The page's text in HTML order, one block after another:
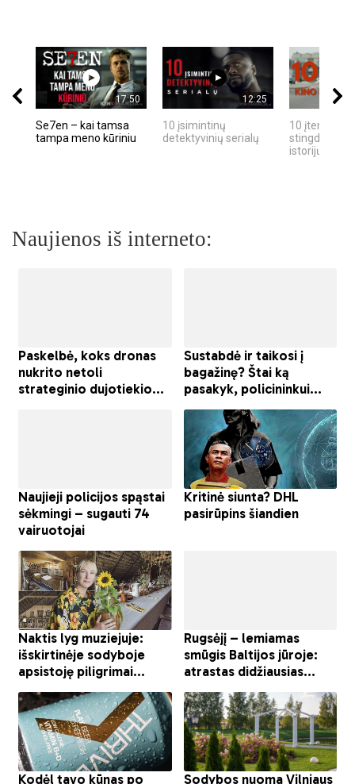
17:50
Se7en – kai tamsa
tampa meno kūriniu
12:25
10 įsimintinų
detektyvinių serialų
10 įtemptų,
stingdančių
istorijų
Naujienos iš interneto: